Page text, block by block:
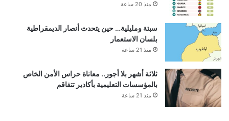
منذ 20 ساعة
سبتة ومليلية… حين يتحدث أنصار الديمقراطية
بلسان الاستعمار
منذ 21 ساعة
ثلاثة أشهر بلا أجور.. معاناة حراس الأمن الخاص
بالمؤسسات التعليمية بأكادير تتفاقم
منذ 21 ساعة